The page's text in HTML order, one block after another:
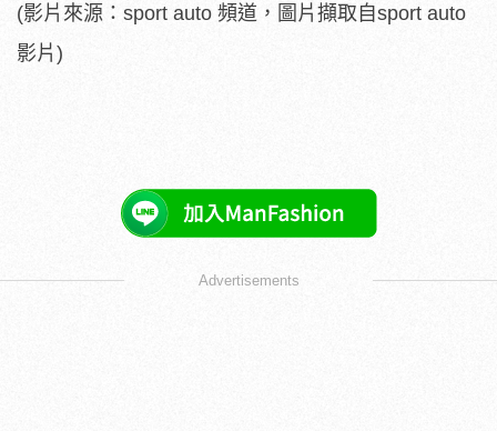
(影片來源：sport auto 頻道，圖片擷取自sport auto
影片)
Advertisements